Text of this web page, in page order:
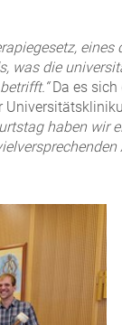
was die
Da es
haben